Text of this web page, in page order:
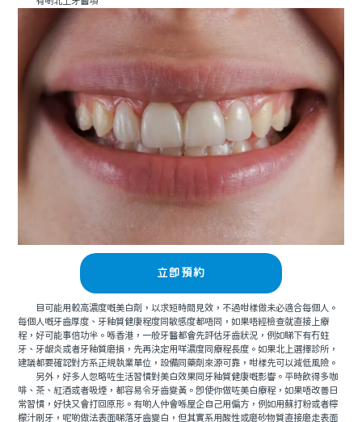
立即預約
目可能用較高濃度嘅美白劑，以求短時間見效，不過咁樣做未必適合每個人。
每個人嘅牙齒厚度、牙釉質健康程度同敏感度都唔同，如果唔經檢查就直接上療
程，好可能事倍功半。喺香港，一般牙醫都會先評估牙齒狀況，例如睇下有冇蛀
牙、牙龈炎或者牙釉質磨損，先再決定用咩濃度同療程長度。如果北上選擇診所，
建議都要確認對方系正規執業單位，設備同藥劑來源可靠，咁樣先可以減低風險。
另外，好多人忽略咗生活習慣對美白效果同牙釉質健康嘅影響。平時飲得多咖
啡、茶、紅酒或者吸煙，都容易令牙齒變黃。即使你做咗美白療程，如果唔改善日
常習慣，好快又會打回原形。有啲人仲會喺屋企自己用偏方，例如用蘇打粉或者檸
檬汁刷牙，呢啲做法表面睇落牙齒變白，但其實系用酸性或磨砂物質直接磨走表面